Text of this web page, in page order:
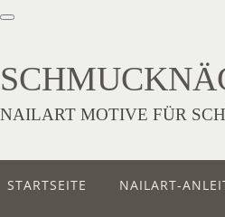
NAILART MOTIVE FÜR
STARTSEITE NAILART-